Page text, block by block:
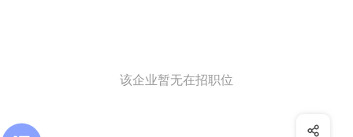
该企业暂无在招职位